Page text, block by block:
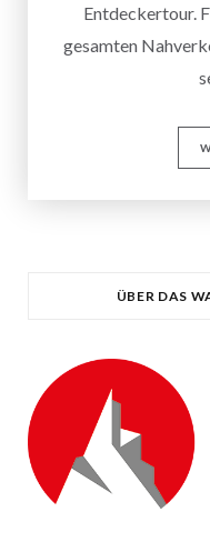
Entdeckertour.
gesamten
ÜBER DAS